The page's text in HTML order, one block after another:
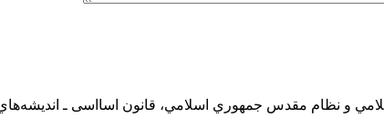
و نظام مقدس جمهوري اسلامي، قانون اسااسی ـ انديشه‌هاي